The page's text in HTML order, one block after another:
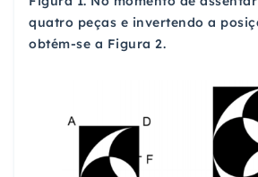
quatro peças e invertendo a
obtém-se a Figura 2.